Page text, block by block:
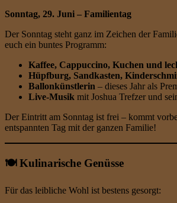
Sonntag, 29. Juni – Familientag
Der Sonntag steht ganz im Zeichen der
euch ein buntes Programm:
Kaffee, Cappuccino, Kuchen und
Hüpfburg, Sandkasten,
Ballonkünstlerin – dieses Jahr als
Live-Musik mit Joshua Trefzer und
Der Eintritt am Sonntag ist frei – kommt
entspannten Tag mit der ganzen Familie!
🍽️ Kulinarische Genüsse
Für das leibliche Wohl ist bestens gesorgt: